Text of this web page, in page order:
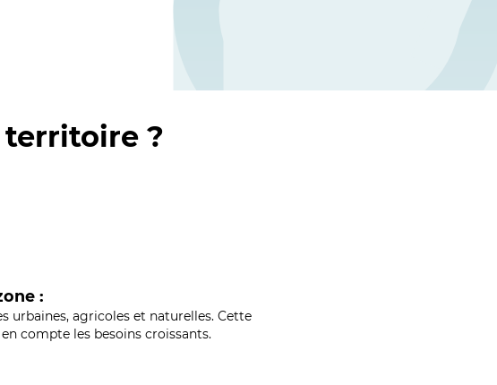
?
:
urbaines, agricoles et naturelles. Cette
compte les besoins croissants.